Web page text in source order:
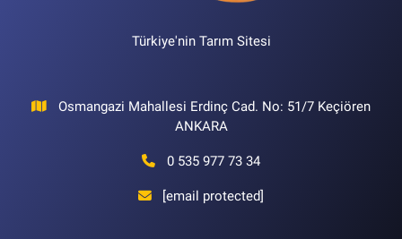
Türkiye'nin Tarım Sitesi
Osmangazi Mahallesi Erdinç Cad. No: 51/7 Keçiören
ANKARA
0 535 977 73 34
[email protected]